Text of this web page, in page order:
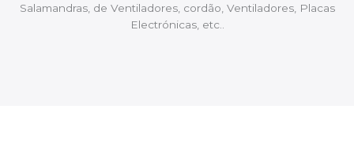
Salamandras, de Ventiladores, cordão, Ventiladores, Placas
Electrónicas, etc..